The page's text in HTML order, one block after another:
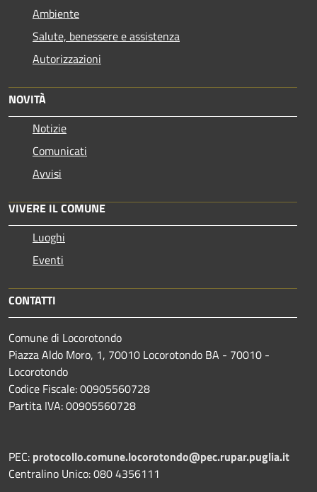
Ambiente
Salute, benessere e assistenza
Autorizzazioni
NOVITÀ
Notizie
Comunicati
Avvisi
VIVERE IL COMUNE
Luoghi
Eventi
CONTATTI
Comune di Locorotondo
Piazza Aldo Moro, 1, 70010 Locorotondo BA - 70010 -
Locorotondo
Codice Fiscale: 00905560728
Partita IVA: 00905560728
PEC: protocollo.comune.locorotondo@pec.rupar.puglia.it
Centralino Unico: 080 4356111